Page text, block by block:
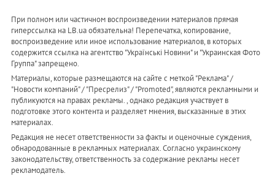
При полном или частичном воспроизведении материалов прямая
гиперссылка на LB.ua обязательна! Перепечатка, копирование,
воспроизведение или иное использование материалов, в которых
содержится ссылка на агентство "Українськi Новини" и "Украинская Фото
Группа" запрещено.
Материалы, которые размещаются на сайте с меткой "Реклама" /
"Новости компаний" / "Пресрелиз" / "Promoted", являются рекламными и
публикуются на правах рекламы. , однако редакция участвует в
подготовке этого контента и разделяет мнения, высказанные в этих
материалах.
Редакция не несет ответственности за факты и оценочные суждения,
обнародованные в рекламных материалах. Согласно украинскому
законодательству, ответственность за содержание рекламы несет
рекламодатель.